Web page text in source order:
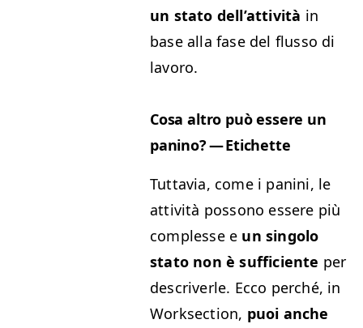
un sta­to del­l’at­tiv­ità in
base alla fase del flus­so di
lavoro.
Cosa altro può essere un
pani­no? — Etichette
Tut­tavia, come i pani­ni, le
attiv­ità pos­sono essere più
com­p­lesse e un sin­go­lo
sta­to non è suf­fi­ciente per
descriver­le. Ecco per­ché, in
Work­sec­tion, puoi anche